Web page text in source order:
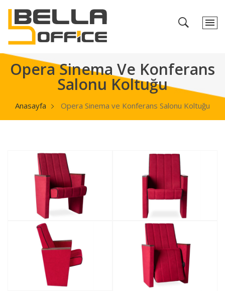
Opera Sinema Ve Konferans
Salonu Koltuğu
Anasayfa Opera Sinema ve Konferans Salonu Koltuğu